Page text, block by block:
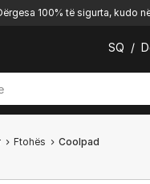
100% të sigurta, kudo
SQ /
Ftohës Coolpad